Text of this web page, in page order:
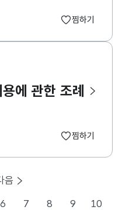
찜하기
에 관한 조례
찜하기
6 7 8 9
10
음